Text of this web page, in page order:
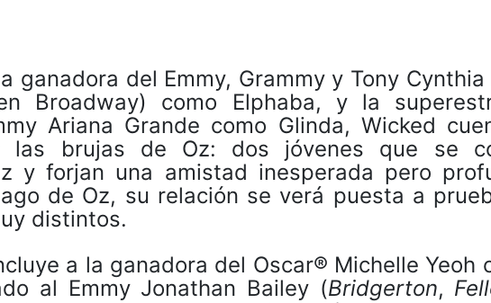
ganadora del Emmy, Grammy y Tony Cynthia
Broadway) como Elphaba, y la
Ariana Grande como Glinda, Wicked
las brujas de Oz: dos jóvenes que se
y forjan una amistad inesperada pero
de Oz, su relación se verá puesta a
distintos.
a la ganadora del Oscar® Michelle Yeoh
al Emmy Jonathan Bailey (Bridgerton,